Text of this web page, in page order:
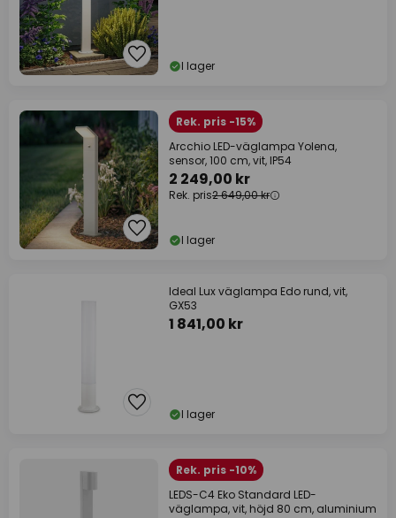
I lager
Rek. pris -15%
Arcchio LED-väglampa Yolena,
sensor, 100 cm, vit, IP54
2 249,00 kr
Rek. pris2 649,00 kr
I lager
Ideal Lux väglampa Edo rund, vit,
GX53
1 841,00 kr
I lager
Rek. pris -10%
LEDS-C4 Eko Standard LED-
väglampa, vit, höjd 80 cm, aluminium